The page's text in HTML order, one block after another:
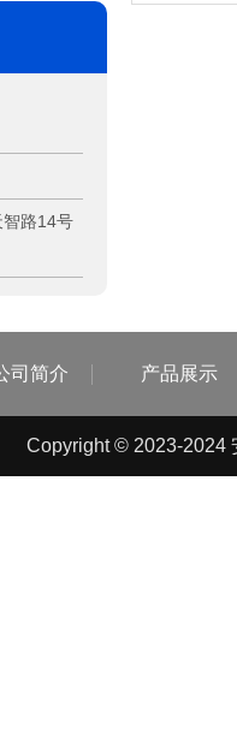
路14号
司简介 产品展示
Copyright © 2023-